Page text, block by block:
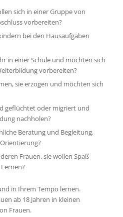
sich in einer Gruppe von
vorbereiten?
bei den Hausaufgaben
in einer Schule und möchten sich
vorbereiten?
sie erzogen und möchten sich
geflüchtet oder migriert und
nachholen?
Beratung und Begleitung,
Frauen, sie wollen Spaß
in Ihrem Tempo lernen.
ab 18 Jahren in kleinen
Frauen.